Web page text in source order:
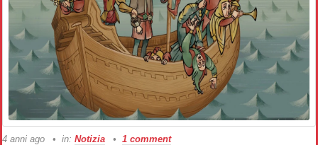
4 anni ago in: Notizia 1 comment